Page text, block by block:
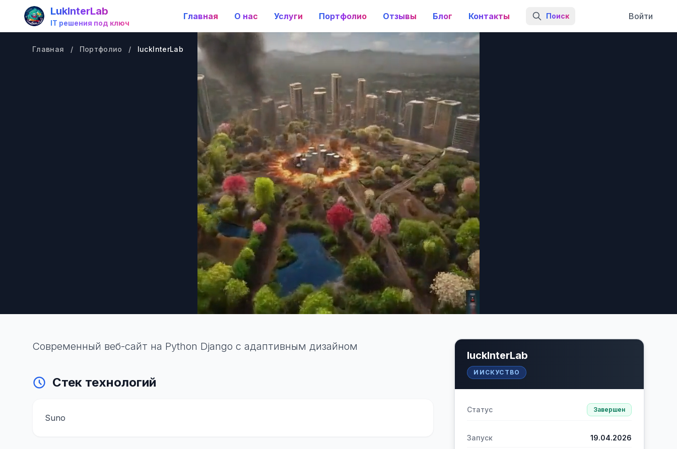
LukInterLab
IT решения под ключ
Главная О нас Услуги Портфолио Отзывы Блог Контакты Поиск Войти
Главная / Портфолио / luckInterLab
Современный веб-сайт на Python Django с адаптивным дизайном
Стек технологий
Suno
luckInterLab
ИИСКУСТВО
Статус Завершен
Запуск 19.04.2026